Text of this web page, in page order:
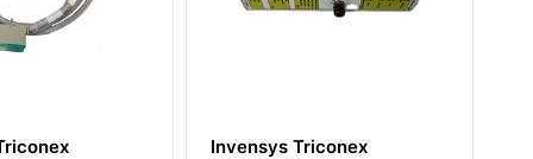
Triconex
Invensys Triconex MP3101